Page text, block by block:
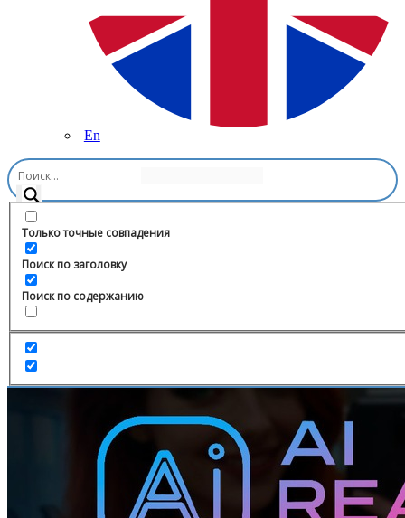
En
Только точные совпадения
Поиск по заголовку
Поиск по содержанию
Главная